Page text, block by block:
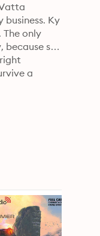
Ky
only
she
a